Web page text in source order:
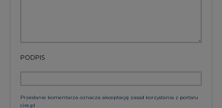
PODPIS
Przesłanie komentarza oznacza akceptację zasad korzystania z portalu
cire.pl